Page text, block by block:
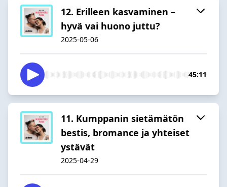
12. Erilleen kasvaminen –
hyvä vai huono juttu?
2025-05-06
45:11
11. Kumppanin sietämätön
bestis, bromance ja yhteiset
ystävät
2025-04-29